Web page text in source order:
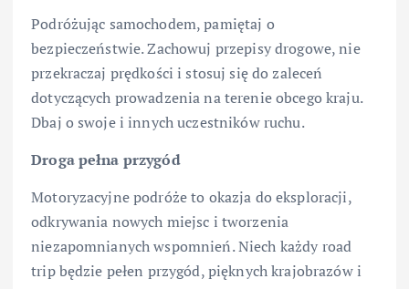
Podróżując samochodem, pamiętaj o
bezpieczeństwie. Zachowuj przepisy drogowe, nie
przekraczaj prędkości i stosuj się do zaleceń
dotyczących prowadzenia na terenie obcego kraju.
Dbaj o swoje i innych uczestników ruchu.
Droga pełna przygód
Motoryzacyjne podróże to okazja do eksploracji,
odkrywania nowych miejsc i tworzenia
niezapomnianych wspomnień. Niech każdy road
trip będzie pełen przygód, pięknych krajobrazów i